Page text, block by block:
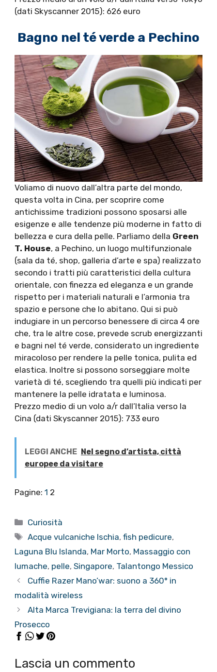
(dati Skyscanner 2015): 626 euro
Bagno nel té verde a Pechino
Voliamo di nuovo dall’altra parte del mondo,
questa volta in Cina, per scoprire come
antichissime tradizioni possono sposarsi alle
esigenze e alle tendenze più moderne in fatto di
bellezza e cura della pelle. Parliamo della Green
T. House, a Pechino, un luogo multifunzionale
(sala da té, shop, galleria d’arte e spa) realizzato
secondo i tratti più caratteristici della cultura
orientale, con finezza ed eleganza e un grande
rispetto per i materiali naturali e l’armonia tra
spazio e persone che lo abitano. Qui si può
indugiare in un percorso benessere di circa 4 ore
che, tra le altre cose, prevede scrub energizzanti
e bagni nel té verde, considerato un ingrediente
miracoloso per rendere la pelle tonica, pulita ed
elastica. Inoltre si possono sorseggiare molte
varietà di té, scegliendo tra quelli più indicati per
mantenere la pelle idratata e luminosa.
Prezzo medio di un volo a/r dall’Italia verso la
Cina (dati Skyscanner 2015): 733 euro
LEGGI ANCHE Nel segno d’artista, città
europee da visitare
Pagine: 1 2
Categorie
Curiosità
Tag
Acque vulcaniche Ischia,fish pedicure,
Laguna Blu Islanda, Mar Morto, Massaggio con
lumache, pelle, Singapore, Talantongo Messico
Cuffie Razer Mano’war: suono a 360° in
modalità wireless
Alta Marca Trevigiana: la terra del divino
Prosecco
Lascia un commento